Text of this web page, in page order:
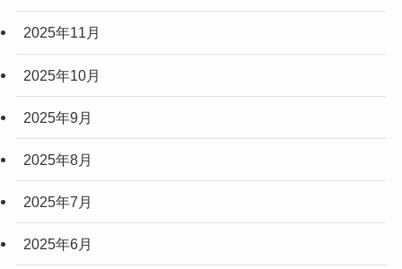
2025年11月
2025年10月
2025年9月
2025年8月
2025年7月
2025年6月